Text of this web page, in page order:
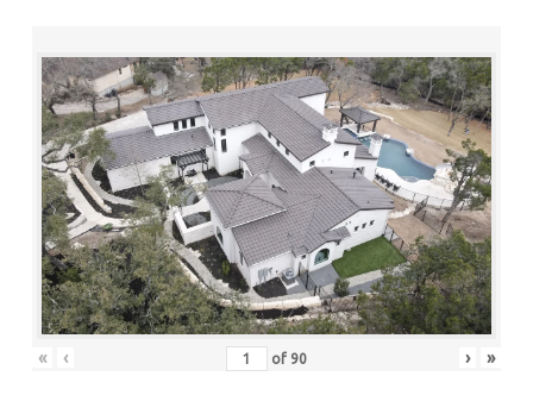
« ‹ of 90 › »